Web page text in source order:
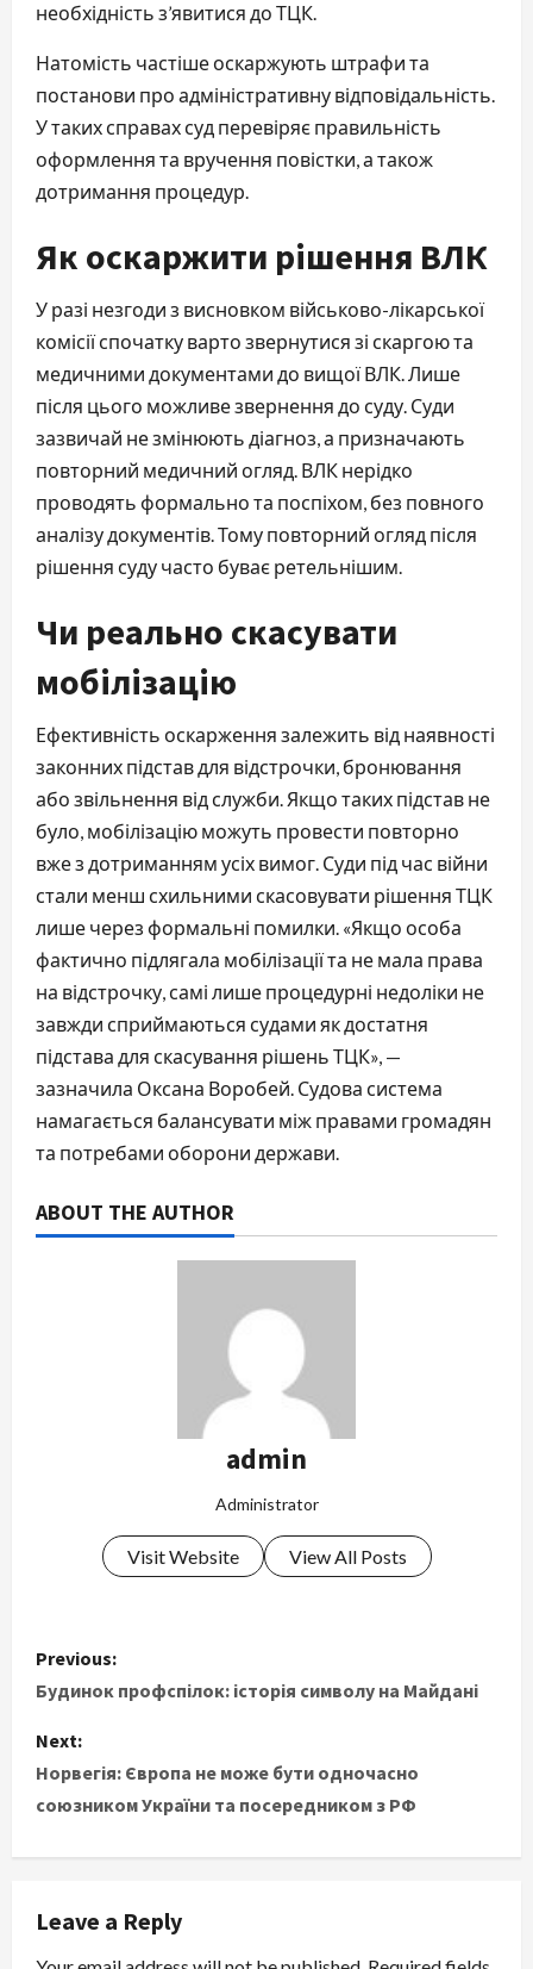
необхідність з’явитися до ТЦК.
Натомість частіше оскаржують штрафи та
постанови про адміністративну відповідальність.
У таких справах суд перевіряє правильність
оформлення та вручення повістки, а також
дотримання процедур.
Як оскаржити рішення ВЛК
У разі незгоди з висновком військово-лікарської
комісії спочатку варто звернутися зі скаргою та
медичними документами до вищої ВЛК. Лише
після цього можливе звернення до суду. Суди
зазвичай не змінюють діагноз, а призначають
повторний медичний огляд. ВЛК нерідко
проводять формально та поспіхом, без повного
аналізу документів. Тому повторний огляд після
рішення суду часто буває ретельнішим.
Чи реально скасувати
мобілізацію
Ефективність оскарження залежить від наявності
законних підстав для відстрочки, бронювання
або звільнення від служби. Якщо таких підстав не
було, мобілізацію можуть провести повторно
вже з дотриманням усіх вимог. Суди під час війни
стали менш схильними скасовувати рішення ТЦК
лише через формальні помилки. «Якщо особа
фактично підлягала мобілізації та не мала права
на відстрочку, самі лише процедурні недоліки не
завжди сприймаються судами як достатня
підстава для скасування рішень ТЦК», —
зазначила Оксана Воробей. Судова система
намагається балансувати між правами громадян
та потребами оборони держави.
ABOUT THE AUTHOR
admin
Administrator
Visit Website View All Posts
P
o
s
t
n
v
Previous:
Будинок профспілок: історія символу на Майдані
Next:
Норвегія: Європа не може бути одночасно
союзником України та посередником з РФ
Leave a Reply